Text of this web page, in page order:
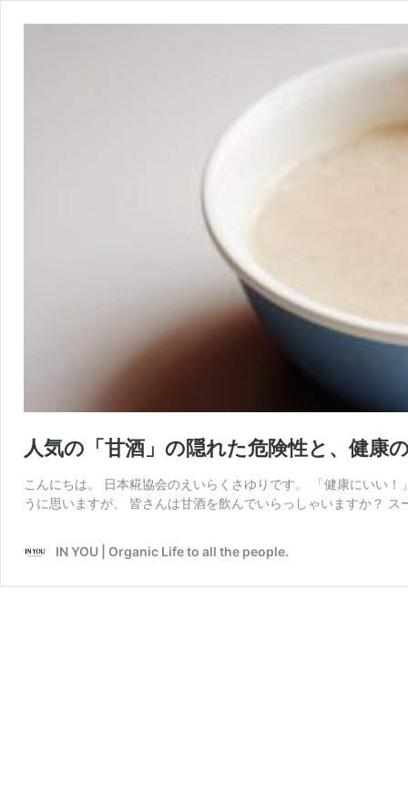
人気の「甘酒」の隠れた危険性と、健康
こんにちは。 日本糀協会のえいらくさゆりです。 「健康にいい
うに思いますが、 皆さんは甘酒を飲んでいらっしゃいますか？
IN YOU | Organic Life to all the people.